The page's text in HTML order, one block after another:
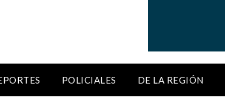
POLICIALES DE LA REGIÓN